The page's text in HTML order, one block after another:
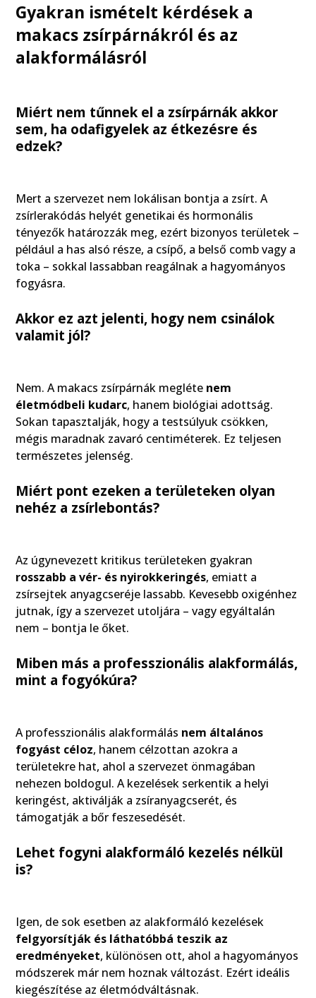
Gyakran ismételt kérdések a
makacs zsírpárnákról és az
alakformálásról
Miért nem tűnnek el a zsírpárnák akkor
sem, ha odafigyelek az étkezésre és
edzek?
Mert a szervezet nem lokálisan bontja a zsírt. A
zsírlerakódás helyét genetikai és hormonális
tényezők határozzák meg, ezért bizonyos területek –
például a has alsó része, a csípő, a belső comb vagy a
toka – sokkal lassabban reagálnak a hagyományos
fogyásra.
Akkor ez azt jelenti, hogy nem csinálok
valamit jól?
Nem. A makacs zsírpárnák megléte nem
életmódbeli kudarc, hanem biológiai adottság.
Sokan tapasztalják, hogy a testsúlyuk csökken,
mégis maradnak zavaró centiméterek. Ez teljesen
természetes jelenség.
Miért pont ezeken a területeken olyan
nehéz a zsírlebontás?
Az úgynevezett kritikus területeken gyakran
rosszabb a vér- és nyirokkeringés, emiatt a
zsírsejtek anyagcseréje lassabb. Kevesebb oxigénhez
jutnak, így a szervezet utoljára – vagy egyáltalán
nem – bontja le őket.
Miben más a professzionális alakformálás,
mint a fogyókúra?
A professzionális alakformálás nem általános
fogyást céloz, hanem célzottan azokra a
területekre hat, ahol a szervezet önmagában
nehezen boldogul. A kezelések serkentik a helyi
keringést, aktiválják a zsíranyagcserét, és
támogatják a bőr feszesedését.
Lehet fogyni alakformáló kezelés nélkül
is?
Igen, de sok esetben az alakformáló kezelések
felgyorsítják és láthatóbbá teszik az
eredményeket, különösen ott, ahol a hagyományos
módszerek már nem hoznak változást. Ezért ideális
kiegészítése az életmódváltásnak.